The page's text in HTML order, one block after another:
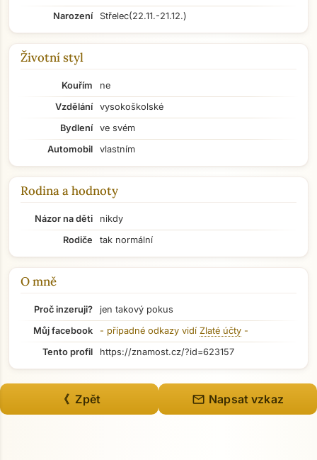
Narození Střelec(22.11.-21.12.)
Životní styl
Kouřím
ne
Vzdělání
vysokoškolské
Bydlení
ve svém
Automobil
vlastním
Rodina a hodnoty
Názor na děti
nikdy
Rodiče
tak normální
O mně
Proč inzeruji?
jen takový pokus
Můj facebook
- případné odkazy vidí Zlaté účty -
Tento profil
https://znamost.cz/?id=623157
《 Zpět mail Napsat vzkaz